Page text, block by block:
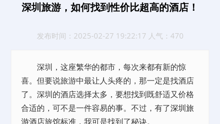
深圳旅游，如何找到性价比超高的酒店！
发布时间：2025-02-27 19:22:17 人气：470
深圳，这座繁华的都市，每次来都有新的惊
喜。但要说旅游中最让人头疼的，那一定是找酒店
了。深圳的酒店选择太多，要想找到既舒适又价格
合适的，可不是一件容易的事。不过，有了深圳旅
游酒店旅馆标准，我可是找到了秘诀。